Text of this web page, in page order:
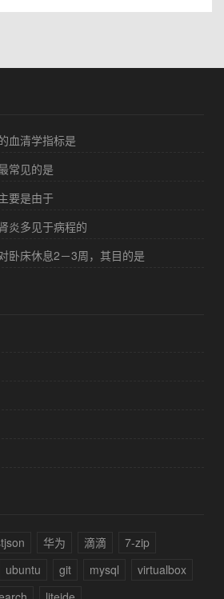
血清学指标是
常见的是
要是由于
炎多见于病程的
卧床休息2－3周，其目的是
华为 滴滴
7-zip
ubuntu git mysql
virtualbox